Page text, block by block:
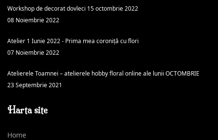
Workshop de decorat dovleci 15 octombrie 2022
08 Noiembrie 2022
Atelier 1 Iunie 2022 - Prima mea coroniță cu flori
07 Noiembrie 2022
Atelierele Toamnei – atelierele hobby floral online ale lunii OCTOMBRIE
23 Septembrie 2021
Harta site
Home